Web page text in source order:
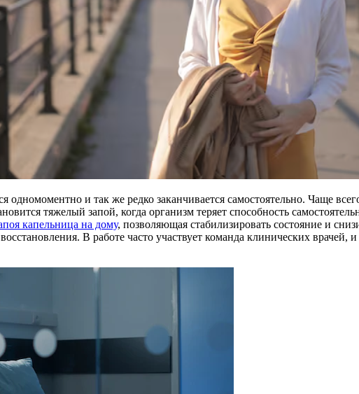
одномоментно и так же редко заканчивается самостоятельно. Чаще
тяжелый запой, когда организм теряет способность
капельница на дому, позволяющая стабилизировать состояние и
В работе часто участвует команда клинических